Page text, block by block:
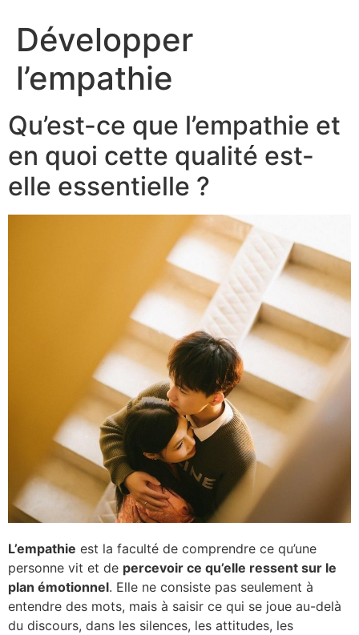
Développer
l’empathie
Qu’est-ce que l’empathie et
en quoi cette qualité est-
elle essentielle ?
L’empathie est la faculté de comprendre ce qu’une
personne vit et de percevoir ce qu’elle ressent sur le
plan émotionnel. Elle ne consiste pas seulement à
entendre des mots, mais à saisir ce qui se joue au-delà
du discours, dans les silences, les attitudes, les